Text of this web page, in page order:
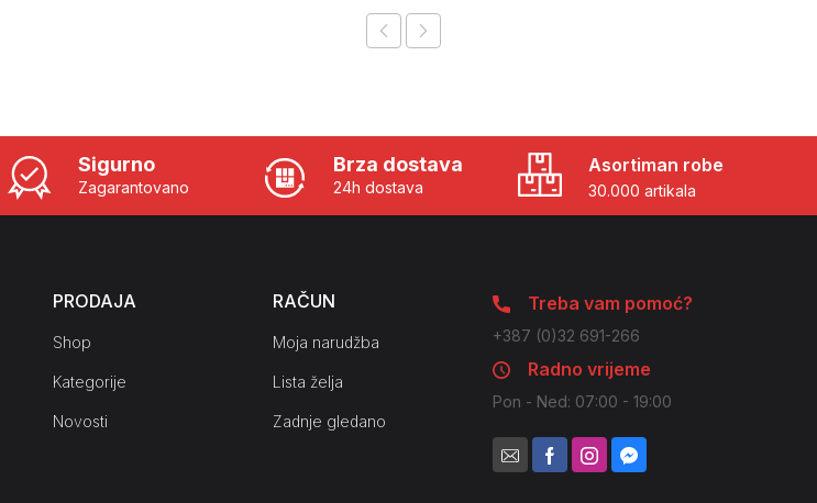
Sigurno
Zagarantovano
Brza dostava
24h dostava
Asortiman robe
30.000 artikala
PRODAJA
Shop
Kategorije
Novosti
RAČUN
Moja narudžba
Lista želja
Zadnje gledano
Treba vam pomoć?
+387 (0)32 691-266
Radno vrijeme
Pon - Ned: 07:00 - 19:00